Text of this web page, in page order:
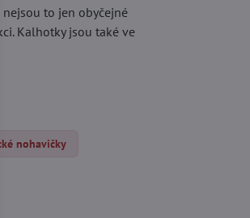
to jen obyčejné
Kalhotky jsou také ve
nohavičky